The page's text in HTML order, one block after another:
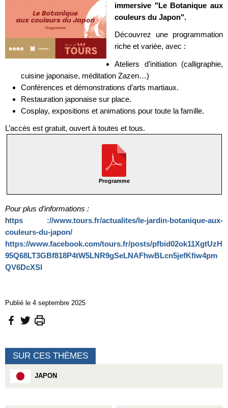
immersive "Le Botanique aux
couleurs du Japon".
Découvrez une programmation
riche et variée, avec :
Ateliers d’initiation (calligraphie,
cuisine japonaise, méditation Zazen…)
Conférences et démonstrations d’arts martiaux.
Restauration japonaise sur place.
Cosplay, expositions et animations pour toute la famille.
L’accès est gratuit, ouvert à toutes et tous.
Programme
Pour plus d’informations :
https ://www.tours.fr/actualites/le-jardin-botanique-aux-
couleurs-du-japon/
https://www.facebook.com/tours.fr/posts/pfbid02ok11XgtUzH
95Q68LT3GBf818P4tW5LNR9gSeLNAFhwBLcn5jefKfiw4pm
QV6DcXSl
Publié le 4 septembre 2025
SUR CES THÈMES
JAPON